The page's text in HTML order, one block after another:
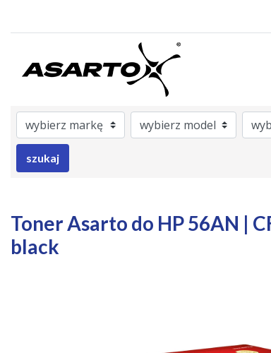
Brand
Color
szukaj
Toner Asarto do HP 56AN |
black